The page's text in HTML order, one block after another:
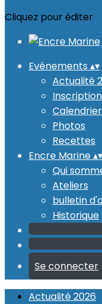
Cliquez pour éditer
Evénements ▴▾
Actualité
Calendrier
Photos
Recettes
Encre Marine▴▾
Qui
Ateliers
bulletin
Historique
Se connecter
Actualité 2026